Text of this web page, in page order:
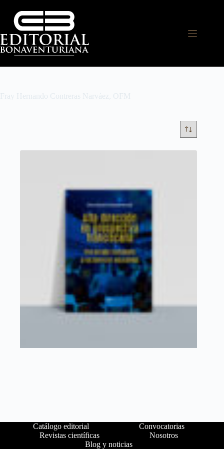
Fray Hernando Contreras Narváez, OFM
Catálogo editorial
Convocatorias
Revistas científicas
Nosotros
Blog y noticias